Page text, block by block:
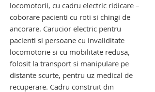
locomotorii, cu cadru electric ridicare –
coborare pacienti cu roti si chingi de
ancorare. Carucior electric pentru
pacienti si persoane cu invaliditate
locomotorie si cu mobilitate redusa,
folosit la transport si manipulare pe
distante scurte, pentru uz medical de
recuperare. Cadru construit din